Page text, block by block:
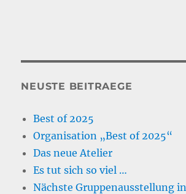
NEUSTE BEITRAEGE
Best of 2025
Organisation „Best of 2025“
Das neue Atelier
Es tut sich so viel …
Nächste Gruppenausstellung in